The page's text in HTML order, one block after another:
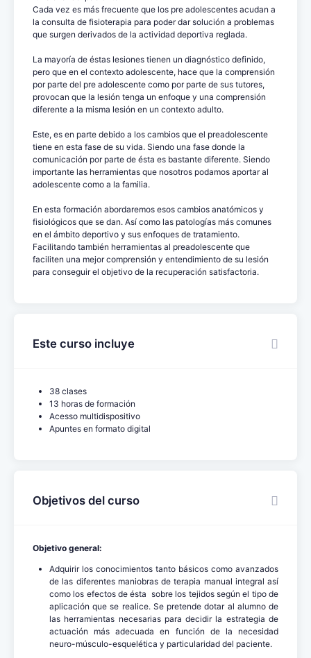
Cada vez es más frecuente que los pre adolescentes acudan a
la consulta de fisioterapia para poder dar solución a problemas
que surgen derivados de la actividad deportiva reglada.
La mayoría de éstas lesiones tienen un diagnóstico definido,
pero que en el contexto adolescente, hace que la comprensión
por parte del pre adolescente como por parte de sus tutores,
provocan que la lesión tenga un enfoque y una comprensión
diferente a la misma lesión en un contexto adulto.
Este, es en parte debido a los cambios que el preadolescente
tiene en esta fase de su vida. Siendo una fase donde la
comunicación por parte de ésta es bastante diferente. Siendo
importante las herramientas que nosotros podamos aportar al
adolescente como a la familia.
En esta formación abordaremos esos cambios anatómicos y
fisiológicos que se dan. Así como las patologías más comunes
en el ámbito deportivo y sus enfoques de tratamiento.
Facilitando también herramientas al preadolescente que
faciliten una mejor comprensión y entendimiento de su lesión
para conseguir el objetivo de la recuperación satisfactoria.
Este curso incluye
38 clases
13 horas de formación
Acesso multidispositivo
Apuntes en formato digital
Objetivos del curso
Objetivo general:
Adquirir los conocimientos tanto básicos como avanzados
de las diferentes maniobras de terapia manual integral así
como los efectos de ésta sobre los tejidos según el tipo de
aplicación que se realice. Se pretende dotar al alumno de
las herramientas necesarias para decidir la estrategia de
actuación más adecuada en función de la necesidad
neuro-músculo-esquelética y particularidad del paciente.